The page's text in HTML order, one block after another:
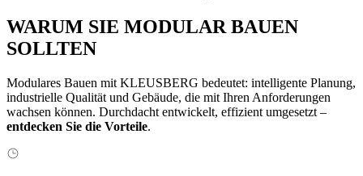
WARUM SIE MODULAR BAUEN
SOLLTEN
Modulares Bauen mit KLEUSBERG bedeutet: intelligente Planung,
industrielle Qualität und Gebäude, die mit Ihren Anforderungen
wachsen können. Durchdacht entwickelt, effizient umgesetzt –
entdecken Sie die Vorteile.